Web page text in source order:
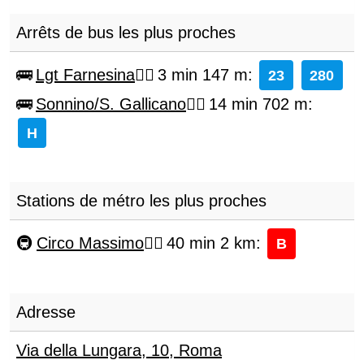
Arrêts de bus les plus proches
Lgt Farnesina 3 min 147 m: 23 280
Sonnino/S. Gallicano 14 min 702 m:
H
Stations de métro les plus proches
Circo Massimo 40 min 2 km: B
Adresse
Via della Lungara, 10, Roma